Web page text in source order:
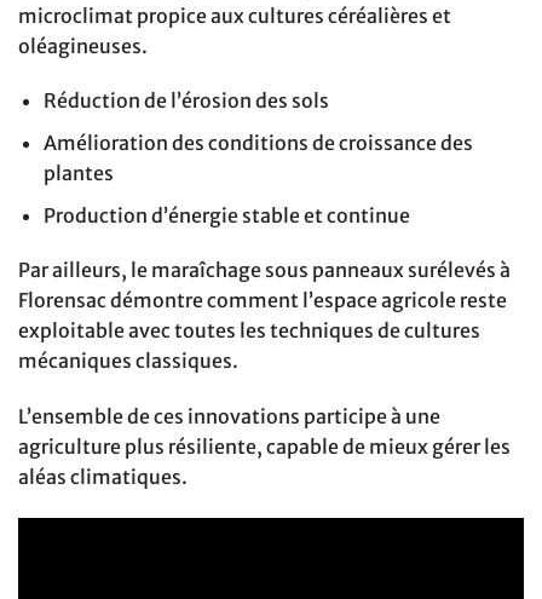
microclimat propice aux cultures céréalières et
oléagineuses.
Réduction de l’érosion des sols
Amélioration des conditions de croissance des
plantes
Production d’énergie stable et continue
Par ailleurs, le maraîchage sous panneaux surélevés à
Florensac démontre comment l’espace agricole reste
exploitable avec toutes les techniques de cultures
mécaniques classiques.
L’ensemble de ces innovations participe à une
agriculture plus résiliente, capable de mieux gérer les
aléas climatiques.